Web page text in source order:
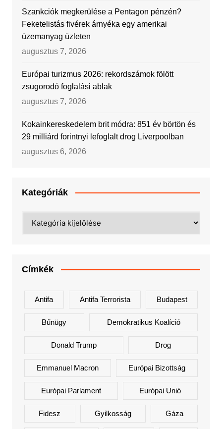
Szankciók megkerülése a Pentagon pénzén?
Feketelistás fivérek árnyéka egy amerikai
üzemanyag üzleten
augusztus 7, 2026
Európai turizmus 2026: rekordszámok fölött
zsugorodó foglalási ablak
augusztus 7, 2026
Kokainkereskedelem brit módra: 851 év börtön és
29 milliárd forintnyi lefoglalt drog Liverpoolban
augusztus 6, 2026
Kategóriák
Címkék
Antifa Antifa Terrorista Budapest
Bűnügy Demokratikus Koalíció
Donald Trump Drog
Emmanuel Macron Európai Bizottság
Európai Parlament Európai Unió
Fidesz Gyilkosság Gáza